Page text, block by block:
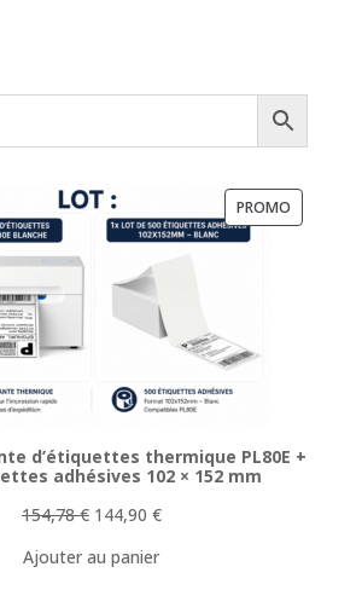
PROMO
d’étiquettes thermique PL80E +
adhésives 102 × 152 mm
154,78€ Le
initial
144,90 €Le
Ajouter au panier